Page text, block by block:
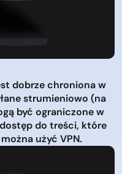
dobrze chroniona w
strumieniowo (na
być ograniczone w
do treści, które
użyć VPN.